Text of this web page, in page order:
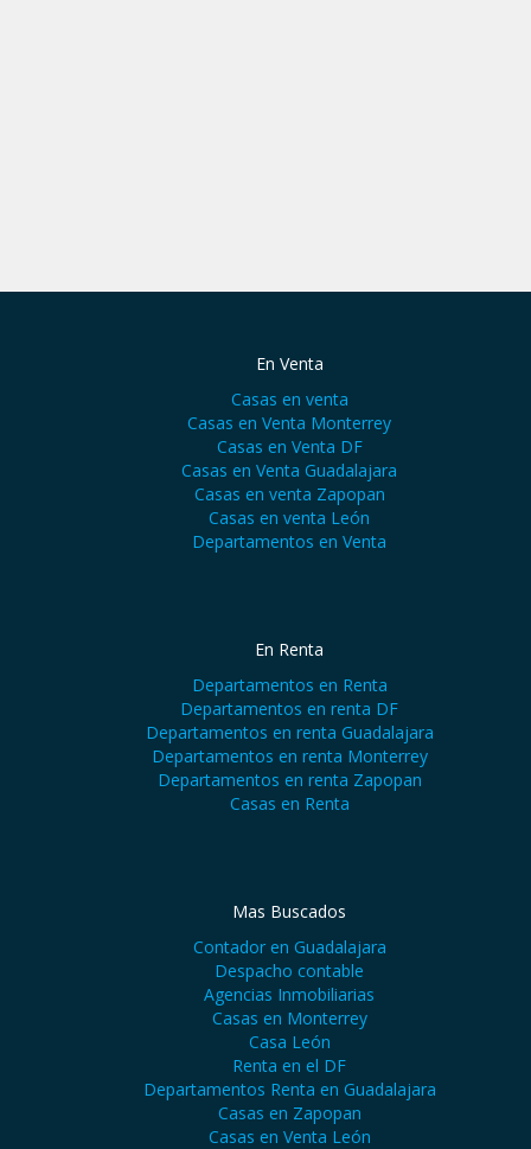
En Venta
Casas en venta
Casas en Venta Monterrey
Casas en Venta DF
Casas en Venta Guadalajara
Casas en venta Zapopan
Casas en venta León
Departamentos en Venta
En Renta
Departamentos en Renta
Departamentos en renta DF
Departamentos en renta Guadalajara
Departamentos en renta Monterrey
Departamentos en renta Zapopan
Casas en Renta
Mas Buscados
Contador en Guadalajara
Despacho contable
Agencias Inmobiliarias
Casas en Monterrey
Casa León
Renta en el DF
Departamentos Renta en Guadalajara
Casas en Zapopan
Casas en Venta León